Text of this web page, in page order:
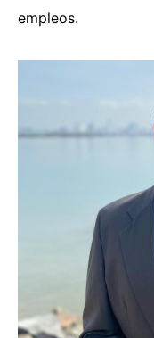
empleos.